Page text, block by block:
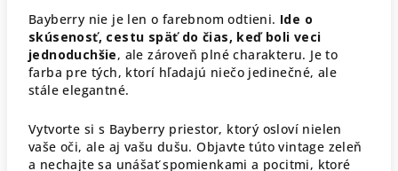
Bayberry nie je len o farebnom odtieni. Ide o
skúsenosť, cestu späť do čias, keď boli veci
jednoduchšie, ale zároveň plné charakteru. Je to
farba pre tých, ktorí hľadajú niečo jedinečné, ale
stále elegantné.
Vytvorte si s Bayberry priestor, ktorý osloví nielen
vaše oči, ale aj vašu dušu. Objavte túto vintage zeleň
a nechajte sa unášať spomienkami a pocitmi, ktoré